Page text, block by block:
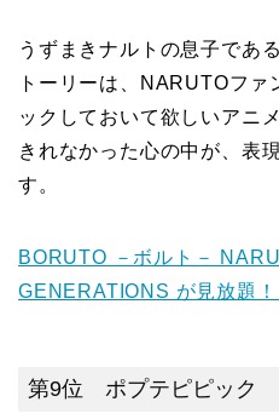
うずまきナルトの息子であ
トーリーは、NARUTOファ
ックしておいて欲しいアニ
きれなかった心の中が、表
す。
BORUTO －ボルト－
GENERATIONS が見放題
第9位 ポプテピピック